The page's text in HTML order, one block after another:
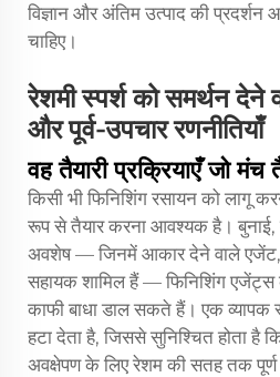
विज्ञान और अंतिम उत्पाद की
चाहिए।
रेशमी स्पर्श को समर्थन देने
और पूर्व-उपचार रणनीतियाँ
वह तैयारी प्रक्रियाएँ जो मंच
किसी भी फिनिशिंग रसायन को लागू
रूप से तैयार करना आवश्यक है। बुनाई,
अवशेष — जिनमें आकार देने वाले
सहायक शामिल हैं — फिनिशिंग
काफी बाधा डाल सकते हैं। एक व्यापक
हटा देता है, जिससे सुनिश्चित होता है
अवक्षेपण के लिए रेशम की सतह तक